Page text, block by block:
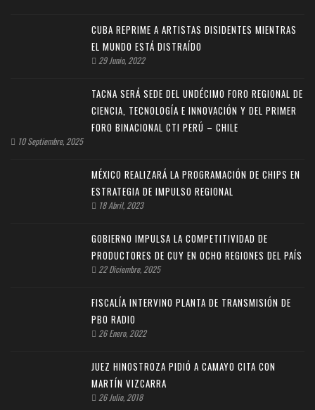
CUBA REPRIME A ARTISTAS DISIDENTES MIENTRAS
EL MUNDO ESTÁ DISTRAÍDO
29 Junio, 2022
TACNA SERÁ SEDE DEL UNDÉCIMO FORO REGIONAL DE
CIENCIA, TECNOLOGÍA E INNOVACIÓN Y DEL PRIMER
FORO BINACIONAL CTI PERÚ – CHILE
10 Septiembre, 2025
MÉXICO REALIZARÁ LA PROGRAMACIÓN DE CHIPS EN
ESTRATEGIA DE IMPULSO REGIONAL
18 Abril, 2023
GOBIERNO IMPULSA LA COMPETITIVIDAD DE
PRODUCTORES DE CUY EN OCHO REGIONES DEL PAÍS
22 Diciembre, 2025
FISCALÍA INTERVINO PLANTA DE TRANSMISIÓN DE
PBO RADIO
26 Enero, 2022
JUEZ HINOSTROZA PIDIÓ A CAMAYO CITA CON
MARTÍN VIZCARRA
26 Julio, 2018